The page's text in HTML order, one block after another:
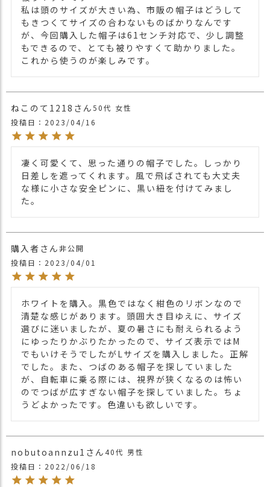
カラー
・ミックスグレー 灰色 MIX GRAY
・ミックスブラック 黒色 MIX BLACK
・ホワイト 白色 WHITE
私は頭のサイズが大きい為、市販の帽子はどうして
もきつくてサイズの合わないものばかりなんです
が、今回購入した帽子は61センチ対応で、少し調整
もできるので、とても被りやすくて助かりました。
これから使うのが楽しみです。
ねこのて1218 50代 女性
投稿日
2023/04/16
凄く可愛くて、思った通りの帽子でした。しっかり
日差しを遮ってくれます。風で飛ばされても大丈夫
な様に小さな安全ピンに、黒い紐を付けてみまし
た。
購入者
非公開
投稿日
2023/04/01
ホワイトを購入。黒色ではなく紺色のリボンなので
清楚な感じがあります。頭囲大き目ゆえに、サイズ
選びに迷いましたが、夏の暑さにも耐えられるよう
にゆったりかぶりたかったので、サイズ表示ではM
でもいけそうでしたがLサイズを購入しました。正解
でした。また、つばのある帽子を探していました
が、自転車に乗る際には、視界が狭くなるのは怖い
のでつばが広すぎない帽子を探していました。ちょ
うどよかったです。色違いも欲しいです。
nobutoannzu1 40代 男性
投稿日
2022/06/18